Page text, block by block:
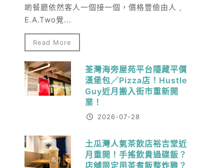
啲餐廳依然客人一個接一個，價格豐儉由人﹐
E.A.Two覺...
Read More
荃灣海旁屋苑平台隱藏平價
漢堡包／Pizza店！Hustle
Guy近月搬入街市重新開
業！
2026-07-28
土瓜灣人氣茶飲店裕吉堂近
月重開！手搖飲貴過碟飯？
店舖限定用茶煮飯整炸雞？